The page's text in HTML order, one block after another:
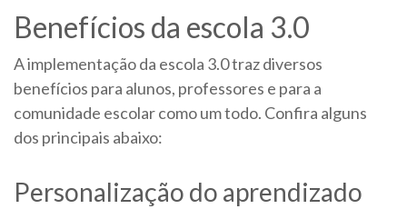
Benefícios da escola 3.0
A implementação da escola 3.0 traz diversos
benefícios para alunos, professores e para a
comunidade escolar como um todo. Confira alguns
dos principais abaixo:
Personalização do aprendizado